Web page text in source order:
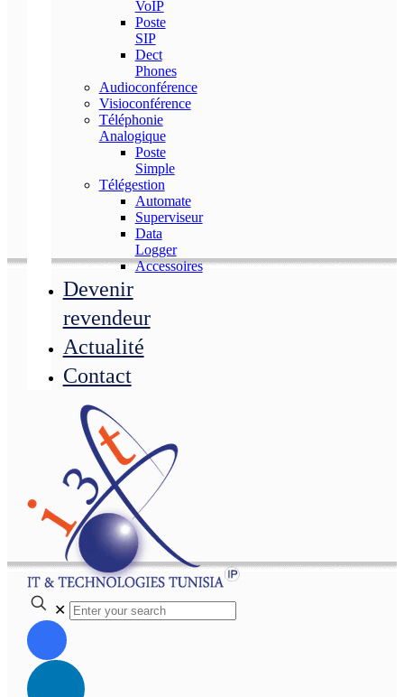
VoIP
Poste
SIP
Dect
Phones
Audioconférence
Visioconférence
Téléphonie
Analogique
Poste
Simple
Télégestion
Automate
Superviseur
Data
Logger
Accessoires
Devenir
revendeur
Actualité
Contact
✕